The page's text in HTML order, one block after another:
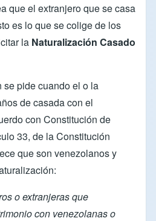
que el extranjero que se casa
es lo que se colige de los
la Naturalización Casado
se pide cuando el o la
de casada con el
con Constitución de
33, de la Constitución
que son venezolanos y
o extranjeras que
con venezolanas o